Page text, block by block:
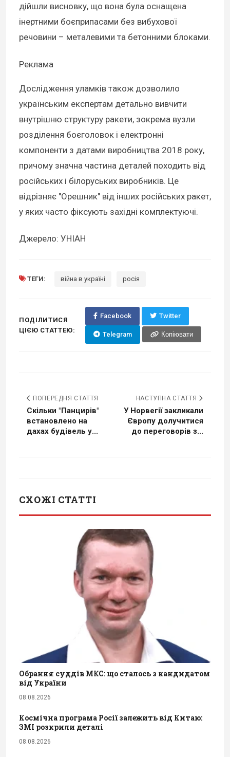
дійшли висновку, що вона була оснащена
інертними боєприпасами без вибухової
речовини – металевими та бетонними блоками.
Реклама
Дослідження уламків також дозволило
українським експертам детально вивчити
внутрішню структуру ракети, зокрема вузли
розділення боєголовок і електронні
компоненти з датами виробництва 2018 року,
причому значна частина деталей походить від
російських і білоруських виробників. Це
відрізняє "Орешник" від інших російських ракет,
у яких часто фіксують західні комплектуючі.
Джерело: УНІАН
ТЕГИ: війна в україні росія
ПОДІЛИТИСЯ
ЦІЄЮ СТАТТЕЮ:
Facebook Twitter
Telegram Копіювати
ПОПЕРЕДНЯ СТАТТЯ
Скільки "Панцирів"
встановлено на
дахах будівель у...
НАСТУПНА СТАТТЯ
У Норвегії закликали
Європу долучитися
до переговорів з...
СХОЖІ СТАТТІ
Обрання суддів МКС: що сталось з кандидатом
від України
08.08.2026
Космічна програма Росії залежить від Китаю:
ЗМІ розкрили деталі
08.08.2026